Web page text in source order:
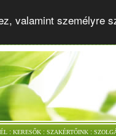
valamint
: KERESŐK : SZAKÉRTŐINK :